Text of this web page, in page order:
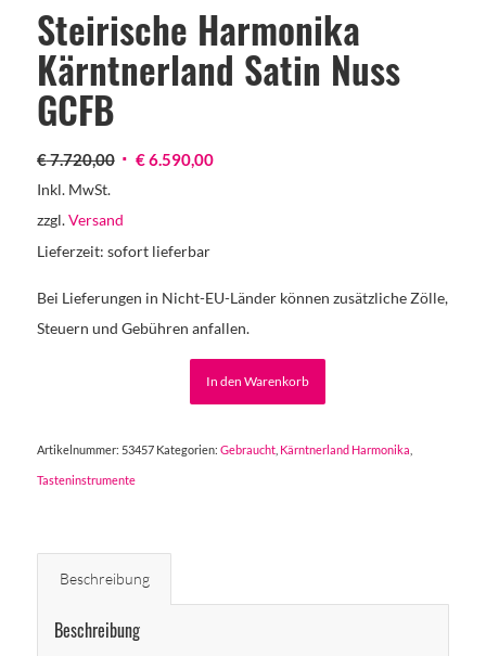
Steirische Harmonika
Kärntnerland Satin Nuss
GCFB
€7.720,00 Ursprünglicher
€6.590,00Aktueller
Inkl. MwSt.
zzgl.Versand
Lieferzeit: sofort lieferbar
Bei Lieferungen in Nicht-EU-Länder können zusätzliche Zölle,
Steuern und Gebühren anfallen.
In den Warenkorb
Artikelnummer: 53457 Kategorien: Gebraucht, Kärntnerland Harmonika
Tasteninstrumente
Beschreibung
Beschreibung